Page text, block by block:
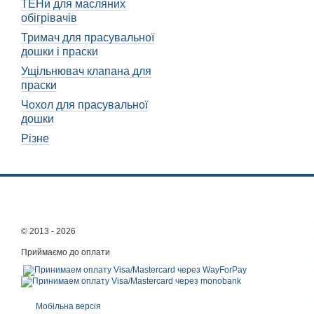
Металеві коліщатка
можуть витримувати
Пластикові коліщатка є
пошкоджень. Однак, їх
Вибір коліщаток з
Одним з важливих
ТЕНи для масляних
обігрівачів
Тримач для прасувальної
дошки і праски
Ущільнювач клапана для
праски
Чохол для прасувальної
дошки
Різне
© 2013 - 2026
Приймаємо до оплати
Мобільна версія